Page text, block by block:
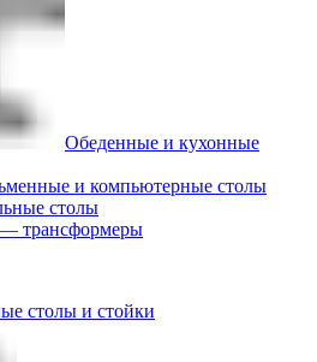
Обеденные и кухонные
и компьютерные столы
столы
трансформеры
столы и стойки